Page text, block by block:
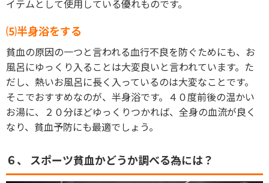
イテムとして使用している優れものです。
⑸半身浴をする
貧血の原因の一つと言われる血行不良を防ぐためにも、お
風呂にゆっくり入ることは大変良いと言われています。た
だし、熱いお風呂に長く入っているのは大変なことです。
そこでおすすめなのが、半身浴です。４０度前後の温かい
お湯に、２０分ほどゆっくりつかれば、全身の血流が良く
なり、貧血予防にも最適でしょう。
６、 スポーツ貧血かどうか調べる為には？